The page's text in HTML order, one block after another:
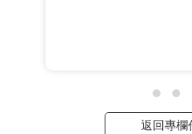
返回專欄